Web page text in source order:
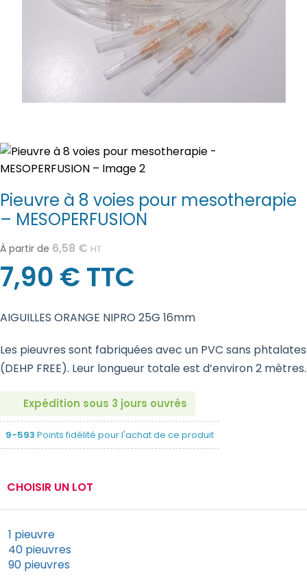
Pieuvre à 8 voies pour mesotherapie
– MESOPERFUSION
À partir de 6,58 € HT
7,90 € TTC
AIGUILLES ORANGE NIPRO 25G 16mm
Les pieuvres sont fabriquées avec un PVC sans phtalates
(DEHP FREE). Leur longueur totale est d’environ 2 mètres.
Expédition sous 3 jours ouvrés
9-593 Points fidélité pour l'achat de ce produit
CHOISIR UN LOT
1 pieuvre
40 pieuvres
90 pieuvres